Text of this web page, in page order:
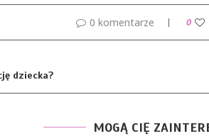
0 komentarze 0
dziecka?
MOGĄ CIĘ